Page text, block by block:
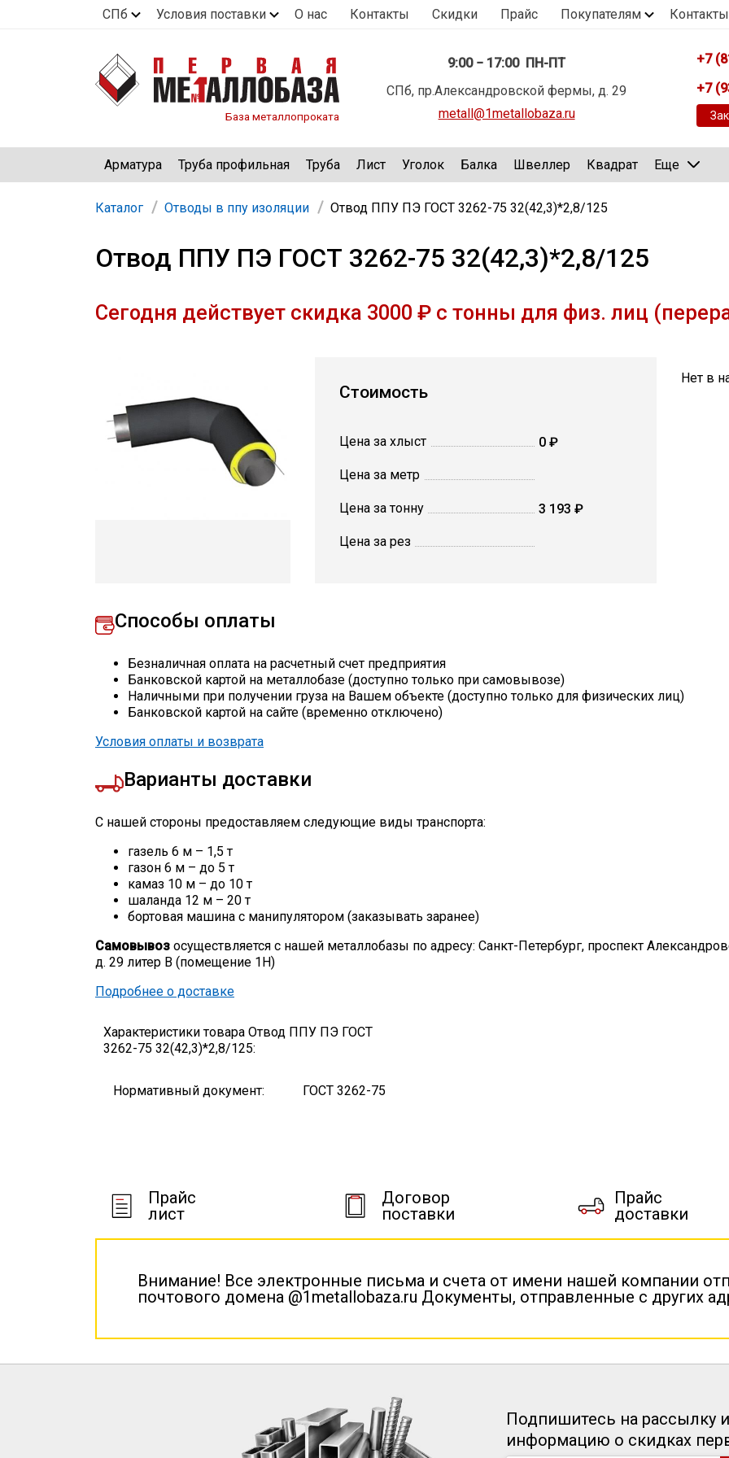
СПб Условия поставки О нас Контакты Скидки Прайс Покупателям Контакты
База металлопроката
9:00 − 17:00 ПН-ПТ
СПб, пр.Александровской фермы, д. 29
metall@1metallobaza.ru
+7
+7
Арматура Труба профильная Труба Лист Уголок Балка Швеллер Квадрат Еще
Каталог Отводы в ппу изоляции Отвод ППУ ПЭ ГОСТ 3262-75 32(42,3)*2,8/125
Отвод ППУ ПЭ ГОСТ 3262-75 32(42,3)*2,8/125
Сегодня действует скидка 3000 ₽ с тонны для физ. лиц
Стоимость
Цена за хлыст 0 ₽
Цена за метр
Цена за тонну 3 193 ₽
Цена за рез
Нет в
Способы оплаты
Безналичная оплата на расчетный счет предприятия
Банковской картой на металлобазе (доступно только при самовывозе)
Наличными при получении груза на Вашем объекте (доступно только для физических лиц)
Банковской картой на сайте (временно отключено)
Условия оплаты и возврата
Варианты доставки
С нашей стороны предоставляем следующие виды транспорта:
газель 6 м – 1,5 т
газон 6 м – до 5 т
камаз 10 м – до 10 т
шаланда 12 м – 20 т
бортовая машина с манипулятором (заказывать заранее)
Самовывоз осуществляется с нашей металлобазы по адресу: Санкт-Петербург, проспект
д. 29 литер В (помещение 1Н)
Подробнее о доставке
Характеристики товара Отвод ППУ ПЭ ГОСТ
3262-75 32(42,3)*2,8/125:
Нормативный документ: ГОСТ 3262-75
Прайс
лист
Договор
поставки
Прайс
доставки
Внимание! Все электронные письма и счета от имени нашей компании
почтового домена @1metallobaza.ru Документы, отправленные с других
Подпишитесь на рассылку
информацию о скидках